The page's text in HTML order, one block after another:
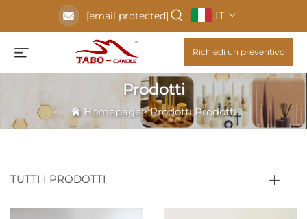
[email protected] IT
Richiedi un preventivo
Prodotti
Homepage>Prodotti Prodotti
TUTTI I PRODOTTI